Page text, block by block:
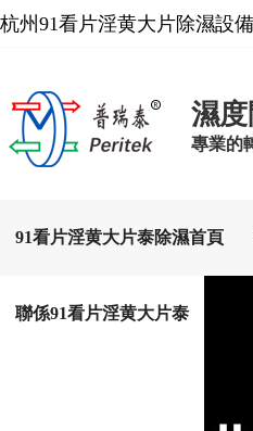
杭州91看片淫黄大片除濕設
濕
專業的
91看片淫黄大片泰除濕首頁
聯係91看片淫黄大片泰